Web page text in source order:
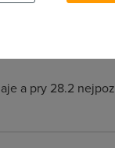
telefonni
a pry 28.2